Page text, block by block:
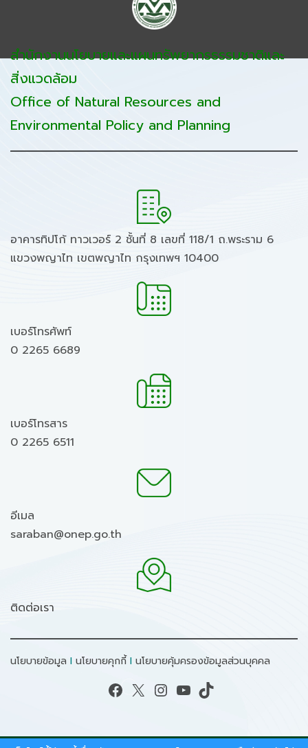
สำนักงานนโยบายและแผนทรัพยากรธรรมชาติและ
สิ่งแวดล้อม
Office of Natural Resources and
Environmental Policy and Planning
อาคารทิปโก้ ทาวเวอร์ 2 ชั้นที่ 8 เลขที่ 118/1 ถ.พระราม 6
แขวงพญาไท เขตพญาไท กรุงเทพฯ 10400
เบอร์โทรศัพท์
0 2265 6689
เบอร์โทรสาร
0 2265 6511
อีเมล
saraban@onep.go.th
ติดต่อเรา
นโยบายข้อมูล I นโยบายคุกกี้ I นโยบายคุ้มครองข้อมูลส่วนบุคคล
Facebook X Instagram YouTube TikTok